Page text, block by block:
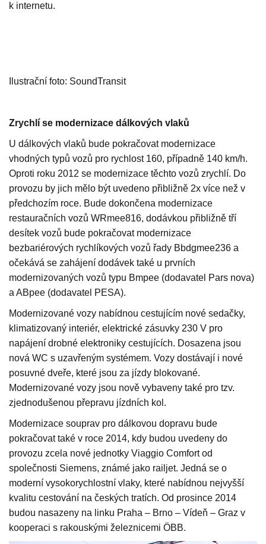
k internetu.
Ilustrační foto: SoundTransit
Zrychlí se modernizace dálkových vlaků
U dálkových vlaků bude pokračovat modernizace
vhodných typů vozů pro rychlost 160, případně 140 km/h.
Oproti roku 2012 se modernizace těchto vozů zrychlí. Do
provozu by jich mělo být uvedeno přibližně 2x více než v
předchozím roce. Bude dokončena modernizace
restauračních vozů WRmee816, dodávkou přibližně tří
desítek vozů bude pokračovat modernizace
bezbariérových rychlíkových vozů řady Bbdgmee236 a
očekává se zahájení dodávek také u prvních
modernizovaných vozů typu Bmpee (dodavatel Pars nova)
a ABpee (dodavatel PESA).
Modernizované vozy nabídnou cestujícím nové sedačky,
klimatizovaný interiér, elektrické zásuvky 230 V pro
napájení drobné elektroniky cestujících. Dosazena jsou
nová WC s uzavřeným systémem. Vozy dostávají i nové
posuvné dveře, které jsou za jízdy blokované.
Modernizované vozy jsou nově vybaveny také pro tzv.
zjednodušenou přepravu jízdních kol.
Modernizace souprav pro dálkovou dopravu bude
pokračovat také v roce 2014, kdy budou uvedeny do
provozu zcela nové jednotky Viaggio Comfort od
společnosti Siemens, známé jako railjet. Jedná se o
moderní vysokorychlostní vlaky, které nabídnou nejvyšší
kvalitu cestování na českých tratích. Od prosince 2014
budou nasazeny na linku Praha – Brno – Vídeň – Graz v
kooperaci s rakouskými železnicemi ÖBB.